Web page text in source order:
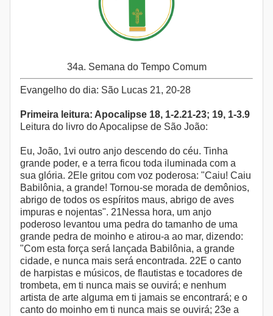
34a. Semana do Tempo Comum
Evangelho do dia: São Lucas 21, 20-28
Primeira leitura: Apocalipse 18, 1-2.21-23; 19, 1-3.9
Leitura do livro do Apocalipse de São João:
Eu, João, 1vi outro anjo descendo do céu. Tinha
grande poder, e a terra ficou toda iluminada com a
sua glória. 2Ele gritou com voz poderosa: "Caiu! Caiu
Babilônia, a grande! Tornou-se morada de demônios,
abrigo de todos os espíritos maus, abrigo de aves
impuras e nojentas". 21Nessa hora, um anjo
poderoso levantou uma pedra do tamanho de uma
grande pedra de moinho e atirou-a ao mar, dizendo:
"Com esta força será lançada Babilônia, a grande
cidade, e nunca mais será encontrada. 22E o canto
de harpistas e músicos, de flautistas e tocadores de
trombeta, em ti nunca mais se ouvirá; e nenhum
artista de arte alguma em ti jamais se encontrará; e o
canto do moinho em ti nunca mais se ouvirá; 23e a